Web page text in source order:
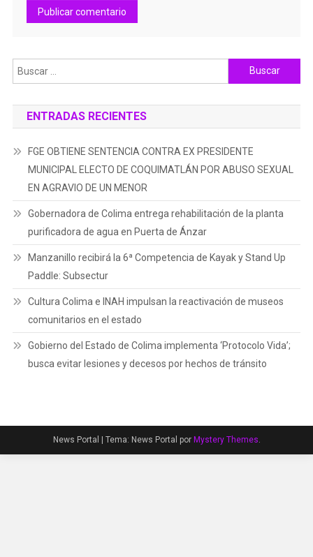
Buscar:
ENTRADAS RECIENTES
FGE OBTIENE SENTENCIA CONTRA EX PRESIDENTE
MUNICIPAL ELECTO DE COQUIMATLÁN POR ABUSO SEXUAL
EN AGRAVIO DE UN MENOR
Gobernadora de Colima entrega rehabilitación de la planta
purificadora de agua en Puerta de Ánzar
Manzanillo recibirá la 6ª Competencia de Kayak y Stand Up
Paddle: Subsectur
Cultura Colima e INAH impulsan la reactivación de museos
comunitarios en el estado
Gobierno del Estado de Colima implementa ‘Protocolo Vida’;
busca evitar lesiones y decesos por hechos de tránsito
News Portal | Tema: News Portal por Mystery Themes